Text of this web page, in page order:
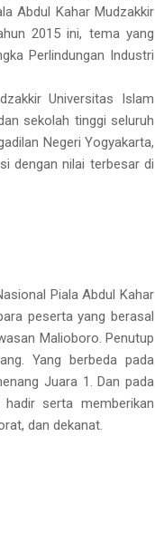
Abdul Kahar Mudzakkir
2015 ini, tema yang
Perlindungan Industri
Universitas Islam
sekolah tinggi seluruh
Negeri Yogyakarta,
dengan nilai terbesar di
Piala Abdul Kahar
peserta yang berasal
Malioboro. Penutup
Yang berbeda pada
Juara 1. Dan pada
serta memberikan
dan dekanat.